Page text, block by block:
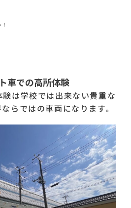
車での高所体験
は学校では出来ない貴重な
らではの車両になります。